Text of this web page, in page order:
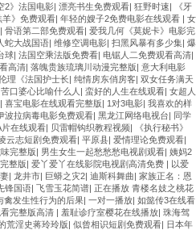
2》法国电影| 漂亮书生免费观看| 狂野时速|
《牙
羊》免费观看| 年轻的嫂子2免费电影在线观看 | 女
| 骨语第二部免费观看| 爱我几何《莫妮卡》电影完
蛇大战国语| 维修空调电影| 扫黑风暴有多少集| 爆
球| 法国空乘法版免费看| 电锯人二免费观看高清|
高清| 落魄贵族琉璃川动漫完整版| 意大利电影
理《法国护士长| 纯情房东俏房客| 双女任务满天
苦口婆心比喻什么人 | 蛮好的人生在线观看| 女超人
| 喜宝电影在线观看完整版| 1对3电影| 我喜欢的样
波拉病毒电影免费观看| 黑龙江网络电视台| 同学
在线观看| 贝雷帽钩织教程视频|
《执行秘书》
云志短剧免费观看| 平原县| 爱情理论免费观看|
完整版| 男生女生一起愁愁愁电视剧观看| 姨妈2
整版| 爱丫爱丫在线影院电视剧高清免费 | 以爱
| 龙井市| 巨蟒之灾2| 迪斯科舞曲| 家族正名：恩
锋国语| 飞雪玉花简谱| 正在播放 青楼名妓之桃花
禽发生性行为的后果| 一对一播放| 如懿传3在线看
完整版高清 | 羞耻诊疗室樱花在线播放| 珠海驾
荒淫史蒋玲玲版| 似曾相识短剧免费观看| 日本年